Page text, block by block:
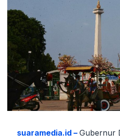
suaramedia.id – Gubernur